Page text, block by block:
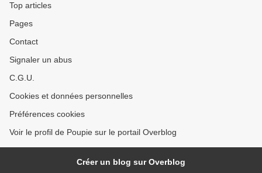
Top articles
Pages
Contact
Signaler un abus
C.G.U.
Cookies et données personnelles
Préférences cookies
Voir le profil de Poupie sur le portail Overblog
Créer un blog sur Overblog